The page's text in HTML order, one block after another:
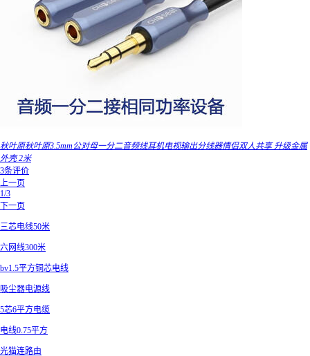
秋叶原秋叶原3.5mm公对母一分二音频线耳机电视输出分线器情侣双人共享 升级金属
外壳 2米
3条评价
上一页
1/3
下一页
三芯电线50米
六网线300米
bv1.5平方铜芯电线
吸尘器电源线
5芯6平方电缆
电线0.75平方
光猫连路由